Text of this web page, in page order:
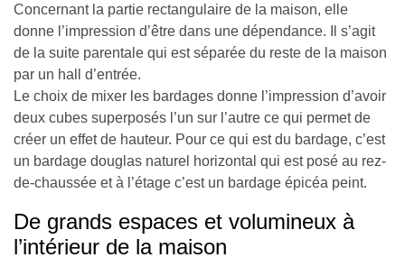
Concernant la partie rectangulaire de la maison, elle
donne l’impression d’être dans une dépendance. Il s’agit
de la suite parentale qui est séparée du reste de la maison
par un hall d’entrée.
Le choix de mixer les bardages donne l’impression d’avoir
deux cubes superposés l’un sur l’autre ce qui permet de
créer un effet de hauteur. Pour ce qui est du bardage, c’est
un bardage douglas naturel horizontal qui est posé au rez-
de-chaussée et à l’étage c’est un bardage épicéa peint.
De grands espaces et volumineux à
l’intérieur de la maison